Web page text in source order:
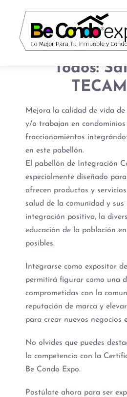
Todos:
Mejora la calidad de vida
y/o trabajan en condominios
fraccionamientos
en este pabellón.
El pabellón de Integración
especialmente diseñado
ofrecen productos y
salud de la comunidad y sus
integración positiva, la
educación de la población
posibles.
Integrarse como expositor
permitirá figurar como una
comprometidas con la
reputación de marca y
para crear nuevos negocios
No olvides que puedes
la competencia con la
Be Condo Expo.
Postúlate ahora para ser